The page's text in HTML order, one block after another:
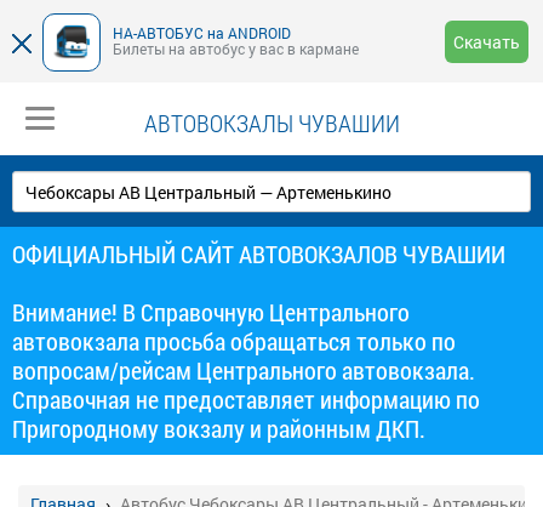
НА-АВТОБУС на ANDROID
Билеты на автобус у вас в кармане
Скачать
АВТОВОКЗАЛЫ ЧУВАШИИ
ОФИЦИАЛЬНЫЙ САЙТ АВТОВОКЗАЛОВ ЧУВАШИИ
Внимание! В Справочную Центрального
автовокзала просьба обращаться только по
вопросам/рейсам Центрального автовокзала.
Справочная не предоставляет информацию по
Пригородному вокзалу и районным ДКП.